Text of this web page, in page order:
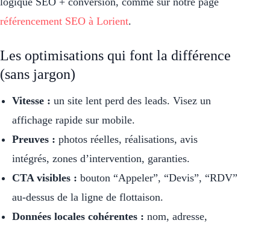
référencement SEO à Lorient.
Les optimisations qui font la différence
(sans jargon)
Vitesse : un site lent perd des leads. Visez un
affichage rapide sur mobile.
Preuves : photos réelles, réalisations, avis
intégrés, zones d’intervention, garanties.
CTA visibles : bouton “Appeler”, “Devis”, “RDV”
au-dessus de la ligne de flottaison.
Données locales cohérentes : nom, adresse,